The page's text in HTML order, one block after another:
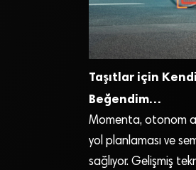
Taşıtlar için
Beğendim…
Momenta, otonom
yol planlaması ve
sağlıyor. Gelişmiş